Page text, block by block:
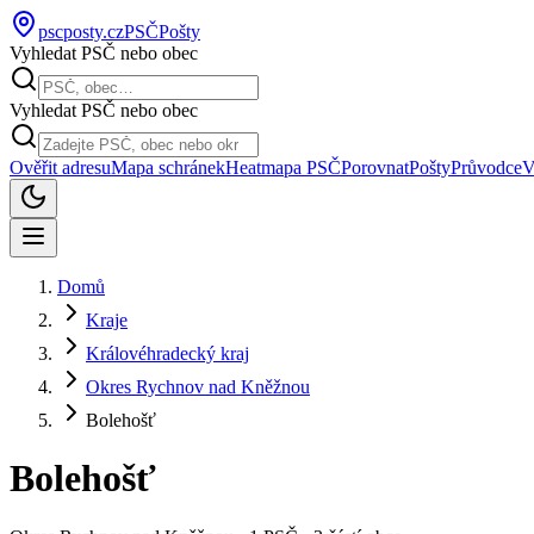
pscposty.czPSČPošty
Vyhledat PSČ nebo obec
Vyhledat PSČ nebo obec
Ověřit adresuMapa schránekHeatmapa PSČPorovnatPoštyPrůvodce
Domů
Kraje
Královéhradecký kraj
Okres Rychnov nad Kněžnou
Bolehošť
Bolehošť